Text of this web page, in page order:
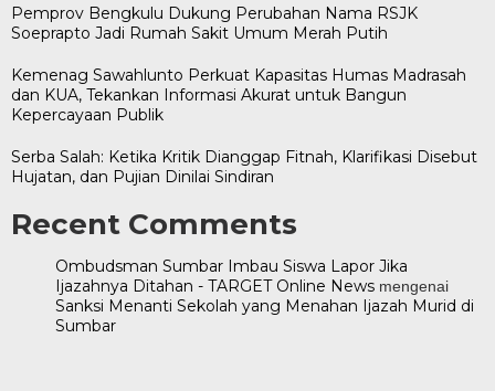
Pemprov Bengkulu Dukung Perubahan Nama RSJK
Soeprapto Jadi Rumah Sakit Umum Merah Putih
Kemenag Sawahlunto Perkuat Kapasitas Humas Madrasah
dan KUA, Tekankan Informasi Akurat untuk Bangun
Kepercayaan Publik
Serba Salah: Ketika Kritik Dianggap Fitnah, Klarifikasi Disebut
Hujatan, dan Pujian Dinilai Sindiran
Recent Comments
Ombudsman Sumbar Imbau Siswa Lapor Jika
Ijazahnya Ditahan - TARGET Online News mengenai
Sanksi Menanti Sekolah yang Menahan Ijazah Murid di
Sumbar